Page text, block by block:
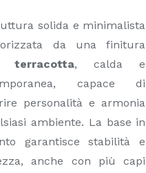
solida e minimalista
da una finitura
terracotta, calda e
capace di
personalità e armonia
ambiente. La base in
garantisce stabilità e
anche con più capi